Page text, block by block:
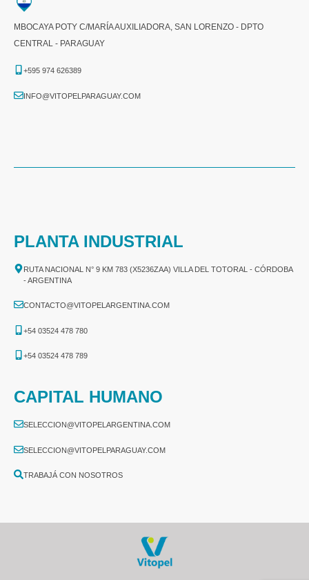
MBOCAYA POTY C/MARÍA AUXILIADORA, SAN LORENZO - DPTO
CENTRAL - PARAGUAY
+595 974 626389
INFO@VITOPELPARAGUAY.COM
PLANTA INDUSTRIAL
RUTA NACIONAL N° 9 KM 783 (X5236ZAA) VILLA DEL TOTORAL - CÓRDOBA
- ARGENTINA
CONTACTO@VITOPELARGENTINA.COM
+54 03524 478 780​
+54 03524 478 789​
CAPITAL HUMANO
SELECCION@VITOPELARGENTINA.COM
SELECCION@VITOPELPARAGUAY.COM
TRABAJÁ CON NOSOTROS